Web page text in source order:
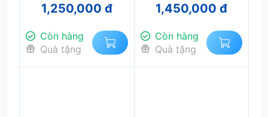
Gen 10/11 | DDR4 |
M.2 NVMe | Micro-
ATX Giá Rẻ
1,250,000 đ
Còn hàng
Quà tặng
Xeon E5 V3/V4 |
DDR4 ECC | Gaming
& Workstation Giá Rẻ
1,450,000 đ
Còn hàng
Quà tặng